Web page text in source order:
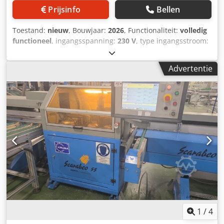
Branderspecificatie: 250 kW Warmteterugwinning: tot ca.
370 kW thermisch vermogen Omvang van de installatie
Dcjdpfx Aszr T Dksmmjk Vacuümontgassingsinstallatie
Waterstofsulfide-absorbeerder
Vacuümcompressorinstallatie Waterbehandeling
Katalytische oxidatie-installatie Katalytische reactor tot 750
hoofdwarmtewisselaar Warmteterugwinning-
warmtewisselaar Gasbrander Frequentiegeregelde
hoofdfan Dräger-gasmeetapparatuur Siemens S7-
besturing met procesvisualisatie Uitgebreide meet-, regel-
en veiligheidstechniek Documentatie Er is uitgebreide
originele documentatie beschikbaar voor de installatie,
waaronder: Procesbeschrijving Opstellingsschema's
Leiding- en instrumentatie stroomschema's (P&ID)
Isometrische tekeningen Offerte- en projectdocumentatie
De volledigheid van Ex-certificaten en
drukketeldocumentatie wordt momenteel nog
gecontroleerd. Staat Installatie volledig opgebouwd In 2015
in functionele staat buiten bedrijf gesteld Onderdelen die
in contact komen met media, geleegd en gereinigd Sinds
Prijsinfo Bellen
Toestand: nieuw, Bouwjaar: 2026, Functionaliteit: volledig
functioneel, ingangsspanning: 230 V, type ingangsstroom:
, laservermogen:
totale breedte:1.550 mm, totale hoogte:2.050 mm, totale
hoogteverstellingstype:elektrisch, deur openingsbreedte:
700 mm, deur openingshoogte: 400 mm
, benodigde
breedte: 1.550 mm, benodigde hoogte:2.100 mm, laser
golflengte:1.064 nm, omgevingstemperatuur (min.):15 °C,
omgevingstemperatuur (max.):35 °C, Het universele
lasermarkeersysteem LAS 28 XL van Systemtechnik Hölzer
GmbH kan voor zeer uiteenlopende markeertoepassingen
worden gebruikt. Met de geïntegreerde vezellaser kunt u
bijna alle materialen markeren, zoals staal, hard metaal,
aluminium en kunststof. Afhankelijk van de vereisten kan
het systeem worden uitgerust met een fiberlaser van 20,
30 of 50 watt. Voor permanente markering is het gebruik
van de laser in veel industrieën noodzakelijk. Met de
krachtige lasersoftware kunnen teksten, cijfers, 2D-codes,
Advertentie
1 /4